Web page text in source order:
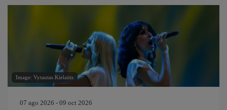
Image: Vytautas Kielaitis
07 ago 2026 - 09 oct 2026